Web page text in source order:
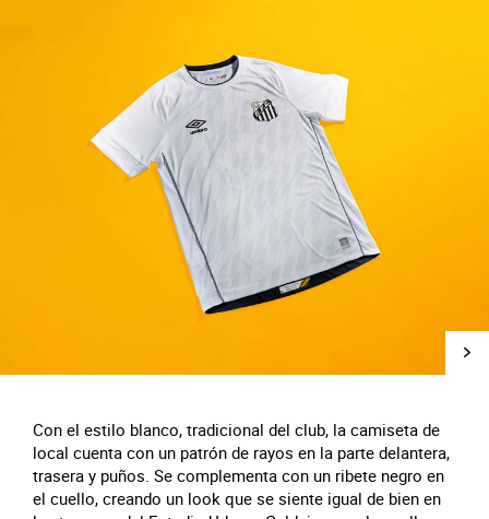
Con el estilo blanco, tradicional del club, la camiseta de
local cuenta con un patrón de rayos en la parte delantera,
trasera y puños. Se complementa con un ribete negro en
el cuello, creando un look que se siente igual de bien en